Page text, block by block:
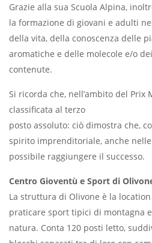
Grazie alla sua Scuola Alpina,
la formazione di giovani e adulti
della vita, della conoscenza delle
aromatiche e delle molecole e/o
contenute.
Si ricorda che, nell’ambito del Prix
classificata al terzo
posto assoluto: ciò dimostra che,
spirito imprenditoriale, anche
possibile raggiungere il successo.
Centro Gioventù e Sport di
La struttura di Olivone è la
praticare sport tipici di montagna
natura. Conta 120 posti letto,